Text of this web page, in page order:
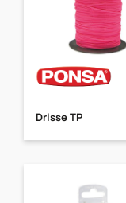
Drisse TP